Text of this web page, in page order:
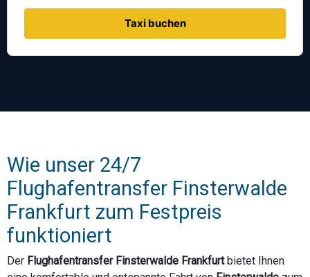
Taxi buchen
Wie unser 24/7
Flughafentransfer Finsterwalde
Frankfurt zum Festpreis
funktioniert
Der Flughafentransfer Finsterwalde Frankfurtbietet Ihnen